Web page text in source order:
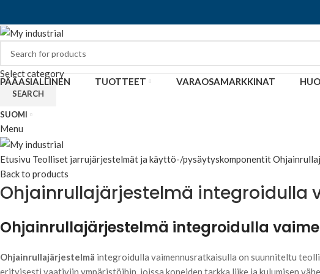
Select category
SEARCH
SUOMI
Menu
PÄÄASIALLINEN TUOTTEET VARAOSAMARKKINAT
Click to enlarge
Etusivu Teolliset jarrujärjestelmät ja käyttö-/pysäytyskomponentit
Back to products
Ohjainrullajärjestelmä integroidulla
Ohjainrullajärjestelmä integroidulla
Ohjainrullajärjestelmä integroidulla vaimennusratkaisulla on suunniteltu
erityisesti vaativiin ympäristöihin, joissa koneiden tarkka liike ja kulumisen